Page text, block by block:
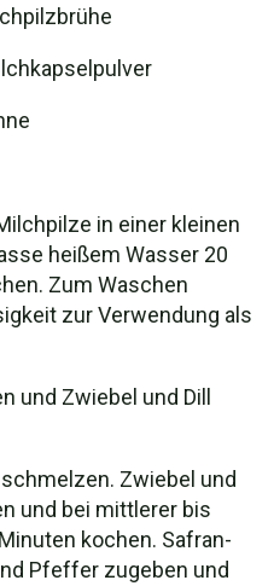
in einer kleinen
heißem Wasser 20
Zum Waschen
zur Verwendung als
und Zwiebel und Dill
Zwiebel und
und bei mittlerer bis
kochen. Safran-
Pfeffer zugeben und